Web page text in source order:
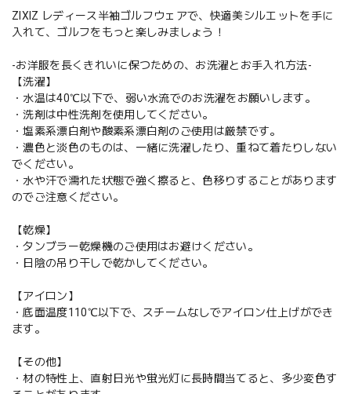
ZIXIZ レディース半袖ゴルフウェアで、快適美シルエットを手に
入れて、ゴルフをもっと楽しみましょう！
-お洋服を長くきれいに保つための、お洗濯とお手入れ方法-
【洗濯】
・水温は40℃以下で、弱い水流でのお洗濯をお願いします。
・洗剤は中性洗剤を使用してください。
・塩素系漂白剤や酸素系漂白剤のご使用は厳禁です。
・濃色と淡色のものは、一緒に洗濯したり、重ねて着たりしない
でください。
・水や汗で濡れた状態で強く擦ると、色移りすることがあります
のでご注意ください。
【乾燥】
・タンブラー乾燥機のご使用はお避けください。
・日陰の吊り干しで乾かしてください。
【アイロン】
・底面温度110℃以下で、スチームなしでアイロン仕上げができ
ます。
【その他】
・材の特性上、直射日光や蛍光灯に長時間当てると、多少変色す